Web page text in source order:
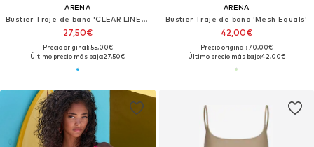
ARENA
Bustier Traje de baño 'CLEAR LINES V BACK'
27,50€
Precio original: 55,00€
Último precio más bajo:27,50€
ARENA
Bustier Traje de baño 'Mesh Equals'
42,00€
Precio original: 70,00€
Último precio más bajo:42,00€